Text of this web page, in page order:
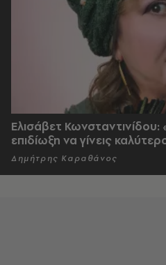
Ελισάβετ Κωνσταντινίδου:
επιδίωξη να γίνεις
Δημήτρης Καραθάνος